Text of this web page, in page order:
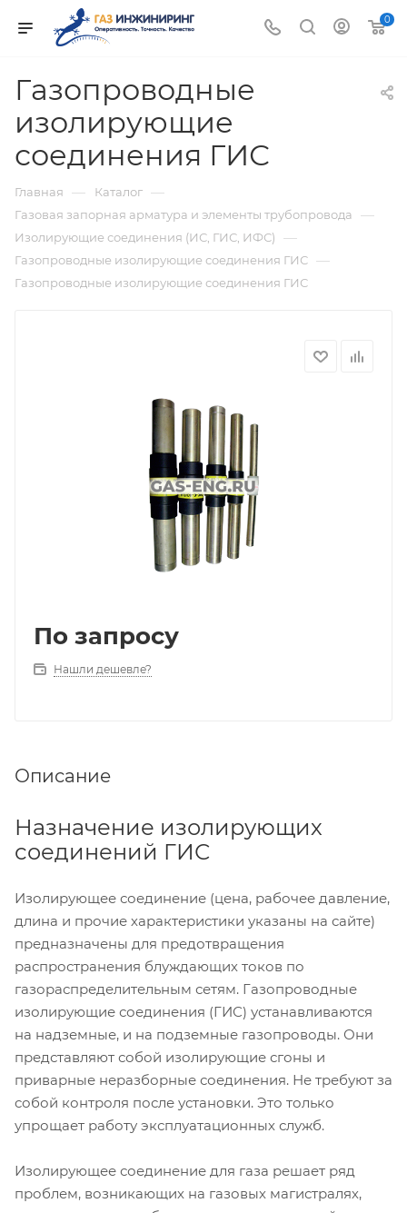
0
Газопроводные
изолирующие
соединения ГИС
Главная — Каталог —
Газовая запорная арматура и элементы трубопровода —
Изолирующие соединения (ИС, ГИС, ИФС) —
Газопроводные изолирующие соединения ГИС —
Газопроводные изолирующие соединения ГИС
По запросу
Нашли дешевле?
Описание
Назначение изолирующих
соединений ГИС
Изолирующее соединение (цена, рабочее давление,
длина и прочие характеристики указаны на сайте)
предназначены для предотвращения
распространения блуждающих токов по
газораспределительным сетям. Газопроводные
изолирующие соединения (ГИС) устанавливаются
на надземные, и на подземные газопроводы. Они
представляют собой изолирующие сгоны и
приварные неразборные соединения. Не требуют за
собой контроля после установки. Это только
упрощает работу эксплуатационных служб.
Изолирующее соединение для газа решает ряд
проблем, возникающих на газовых магистралях,